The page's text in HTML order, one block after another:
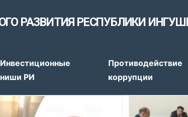
РАЗВИТИЯ РЕСПУБЛИКИ
Инвестиционные
ниши РИ
Противодействие
коррупции